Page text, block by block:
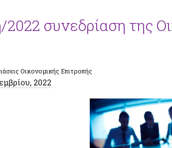
2022 συνεδρίαση της
Οικονομικής Επιτροπής
2022